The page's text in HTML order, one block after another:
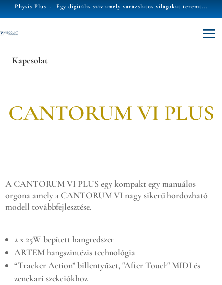
Physis Plus - Egy digitális szív amely varázslatos világokat teremt...
Kapcsolat
CANTORUM VI PLUS
A CANTORUM VI PLUS egy kompakt egy manuálos
orgona amely a CANTORUM VI nagy sikerű hordozható
modell továbbfejlesztése.
2 x 25W bepített hangredszer
ARTEM hangszintézis technológia
“Tracker Action” billentyűzet, "After Touch" MIDI és
zenekari szekciókhoz